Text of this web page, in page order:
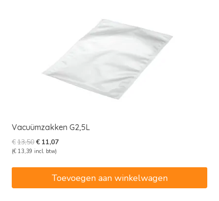
Vacuümzakken G2,5L
€13,50Oorspronkelijke
prijs
€ 11,07Huidige
(€ 13,39 incl. btw)
Toevoegen aan winkelwagen